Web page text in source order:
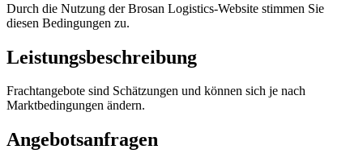
Durch die Nutzung der Brosan Logistics-Website stimmen Sie
diesen Bedingungen zu.
Leistungsbeschreibung
Frachtangebote sind Schätzungen und können sich je nach
Marktbedingungen ändern.
Angebotsanfragen